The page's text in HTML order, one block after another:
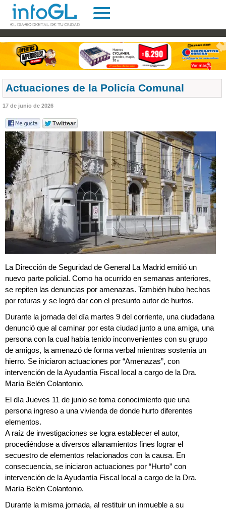
Actuaciones de la Policía Comunal
17 de junio de 2026
La Dirección de Seguridad de General La Madrid emitió un
nuevo parte policial. Como ha ocurrido en semanas anteriores,
se repiten las denuncias por amenazas. También hubo hechos
por roturas y se logró dar con el presunto autor de hurtos.
Durante la jornada del día martes 9 del corriente, una ciudadana
denunció que al caminar por esta ciudad junto a una amiga, una
persona con la cual había tenido inconvenientes con su grupo
de amigos, la amenazó de forma verbal mientras sostenía un
hierro. Se iniciaron actuaciones por “Amenazas”, con
intervención de la Ayudantía Fiscal local a cargo de la Dra.
María Belén Colantonio.
El día Jueves 11 de junio se toma conocimiento que una
persona ingreso a una vivienda de donde hurto diferentes
elementos.
A raíz de investigaciones se logra establecer el autor,
procediéndose a diversos allanamientos fines lograr el
secuestro de elementos relacionados con la causa. En
consecuencia, se iniciaron actuaciones por “Hurto” con
intervención de la Ayudantía Fiscal local a cargo de la Dra.
María Belén Colantonio.
Durante la misma jornada, al restituir un inmueble a su